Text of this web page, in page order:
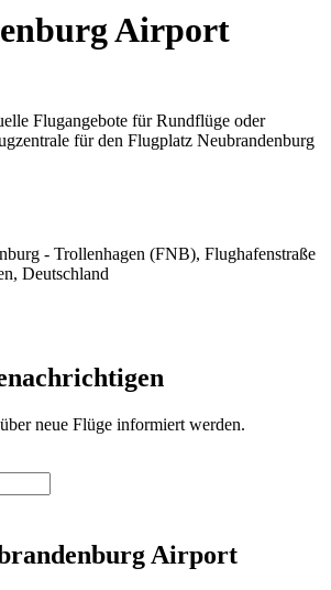
Airport
Flugangebote für Rundflüge oder
für den Flugplatz Neubrandenburg
- Trollenhagen (FNB), Flughafenstraße
Deutschland
neue Flüge informiert werden.
Airport